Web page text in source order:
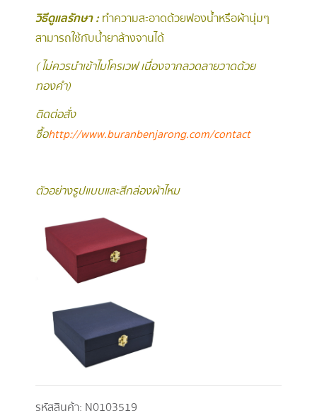
วิธีดูแลรักษา :ทำความสะอาดด้วยฟองน้ำหรือผ้านุ่มๆ
สามารถใช้กับน้ำยาล้างจานได้
( ไม่ควรนำเข้าไมโครเวฟ เนื่องจากลวดลายวาดด้วย
ทองคำ )
ติดต่อสั่ง
ซื้อhttp://www.buranbenjarong.com/contact
ตัวอย่างรูปแบบและสีกล่องผ้าไหม
รหัสสินค้า: N0103519